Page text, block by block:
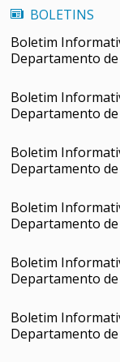
BOLETINS
Boletim
Departamento de
Boletim
Departamento de
Boletim
Departamento
Boletim
Departamento
Boletim
Departamento de
Boletim
Departamento de